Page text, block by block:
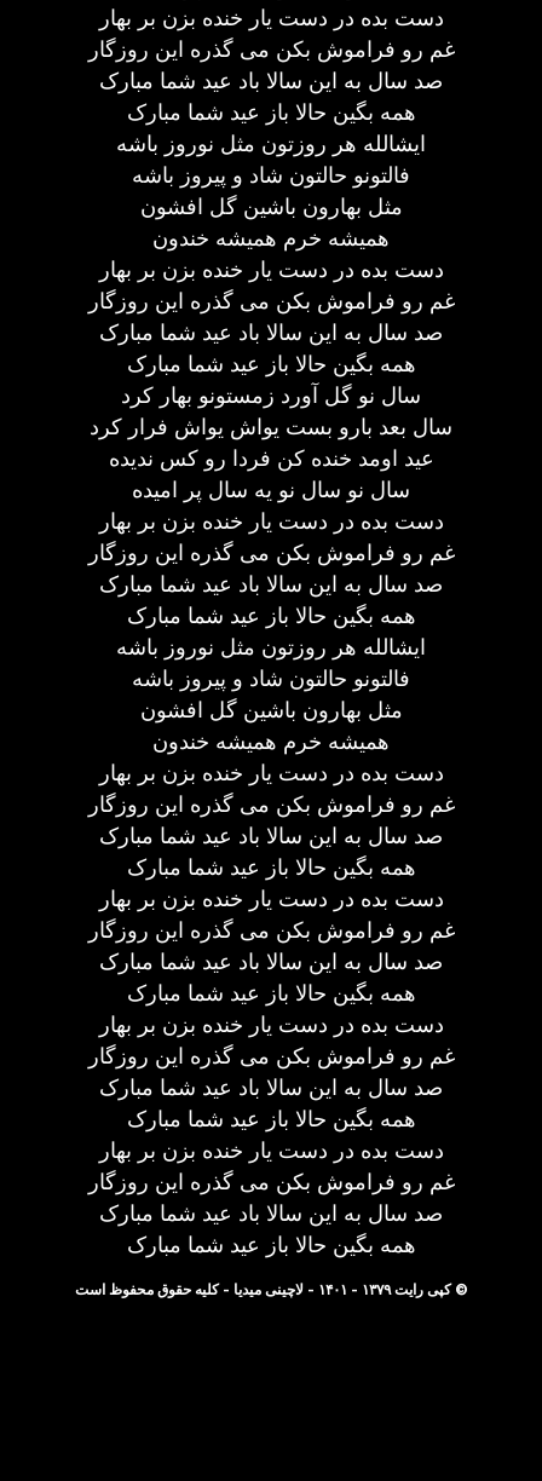
دست بده در دست یار خنده بزن بر بهار
غم رو فراموش بکن می گذره این روزگار
صد سال به این سالا باد عید شما مبارک
همه بگین حالا باز عید شما مبارک
ایشالله هر روزتون مثل نوروز باشه
فالتونو حالتون شاد و پیروز باشه
مثل بهارون باشین گل افشون
همیشه خرم همیشه خندون
دست بده در دست یار خنده بزن بر بهار
غم رو فراموش بکن می گذره این روزگار
صد سال به این سالا باد عید شما مبارک
همه بگین حالا باز عید شما مبارک
سال نو گل آورد زمستونو بهار کرد
سال بعد بارو بست یواش یواش فرار کرد
عید اومد خنده کن فردا رو کس ندیده
سال نو سال نو یه سال پر امیده
دست بده در دست یار خنده بزن بر بهار
غم رو فراموش بکن می گذره این روزگار
صد سال به این سالا باد عید شما مبارک
همه بگین حالا باز عید شما مبارک
ایشالله هر روزتون مثل نوروز باشه
فالتونو حالتون شاد و پیروز باشه
مثل بهارون باشین گل افشون
همیشه خرم همیشه خندون
دست بده در دست یار خنده بزن بر بهار
غم رو فراموش بکن می گذره این روزگار
صد سال به این سالا باد عید شما مبارک
همه بگین حالا باز عید شما مبارک
دست بده در دست یار خنده بزن بر بهار
غم رو فراموش بکن می گذره این روزگار
صد سال به این سالا باد عید شما مبارک
همه بگین حالا باز عید شما مبارک
دست بده در دست یار خنده بزن بر بهار
غم رو فراموش بکن می گذره این روزگار
صد سال به این سالا باد عید شما مبارک
همه بگین حالا باز عید شما مبارک
دست بده در دست یار خنده بزن بر بهار
غم رو فراموش بکن می گذره این روزگار
صد سال به این سالا باد عید شما مبارک
همه بگین حالا باز عید شما مبارک
© کپی رایت ۱۳۷۹ - ۱۴۰۱ - لاچینی میدیا - کلیه حقوق محفوظ است